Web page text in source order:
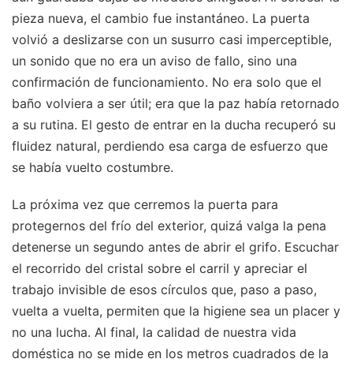
pieza nueva, el cambio fue instantáneo. La puerta
volvió a deslizarse con un susurro casi imperceptible,
un sonido que no era un aviso de fallo, sino una
confirmación de funcionamiento. No era solo que el
baño volviera a ser útil; era que la paz había retornado
a su rutina. El gesto de entrar en la ducha recuperó su
fluidez natural, perdiendo esa carga de esfuerzo que
se había vuelto costumbre.
La próxima vez que cerremos la puerta para
protegernos del frío del exterior, quizá valga la pena
detenerse un segundo antes de abrir el grifo. Escuchar
el recorrido del cristal sobre el carril y apreciar el
trabajo invisible de esos círculos que, paso a paso,
vuelta a vuelta, permiten que la higiene sea un placer y
no una lucha. Al final, la calidad de nuestra vida
doméstica no se mide en los metros cuadrados de la